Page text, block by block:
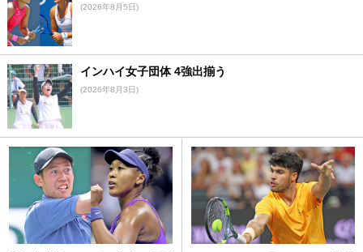
(2026年8月5日)
インハイ女子団体 4強出揃う
(2026年8月3日)